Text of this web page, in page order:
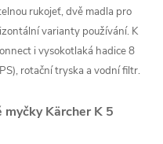
rukojeť, dvě madla pro
varianty používání. K
i vysokotlaká hadice 8
rotační tryska a vodní filtr.
Kärcher K 5